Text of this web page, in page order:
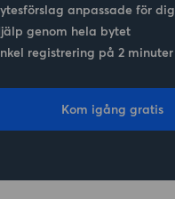
anpassade för dig
genom hela bytet
registrering på 2 minuter
Kom igång gratis